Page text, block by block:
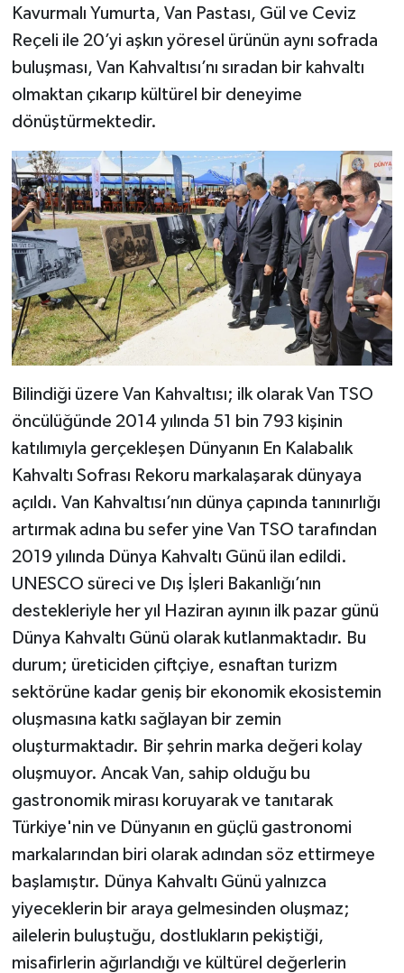
Kavurmalı Yumurta, Van Pastası, Gül ve Ceviz
Reçeli ile 20’yi aşkın yöresel ürünün aynı sofrada
buluşması, Van Kahvaltısı’nı sıradan bir kahvaltı
olmaktan çıkarıp kültürel bir deneyime
dönüştürmektedir.
Bilindiği üzere Van Kahvaltısı; ilk olarak Van TSO
öncülüğünde 2014 yılında 51 bin 793 kişinin
katılımıyla gerçekleşen Dünyanın En Kalabalık
Kahvaltı Sofrası Rekoru markalaşarak dünyaya
açıldı. Van Kahvaltısı’nın dünya çapında tanınırlığı
artırmak adına bu sefer yine Van TSO tarafından
2019 yılında Dünya Kahvaltı Günü ilan edildi.
UNESCO süreci ve Dış İşleri Bakanlığı’nın
destekleriyle her yıl Haziran ayının ilk pazar günü
Dünya Kahvaltı Günü olarak kutlanmaktadır. Bu
durum; üreticiden çiftçiye, esnaftan turizm
sektörüne kadar geniş bir ekonomik ekosistemin
oluşmasına katkı sağlayan bir zemin
oluşturmaktadır. Bir şehrin marka değeri kolay
oluşmuyor. Ancak Van, sahip olduğu bu
gastronomik mirası koruyarak ve tanıtarak
Türkiye'nin ve Dünyanın en güçlü gastronomi
markalarından biri olarak adından söz ettirmeye
başlamıştır. Dünya Kahvaltı Günü yalnızca
yiyeceklerin bir araya gelmesinden oluşmaz;
ailelerin buluştuğu, dostlukların pekiştiği,
misafirlerin ağırlandığı ve kültürel değerlerin